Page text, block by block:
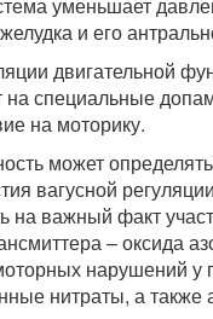
и его
двигательной
на специальные
на моторику.
может
вагусной
на важный факт
– оксида
нарушений
нитраты, а